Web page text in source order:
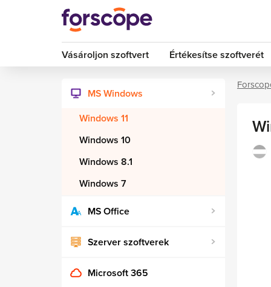
Vásároljon szoftvert Értékesítse szoftverét
MS Windows
Windows 11
Windows 10
Windows 8.1
Windows 7
MS Office
Szerver szoftverek
Microsoft 365